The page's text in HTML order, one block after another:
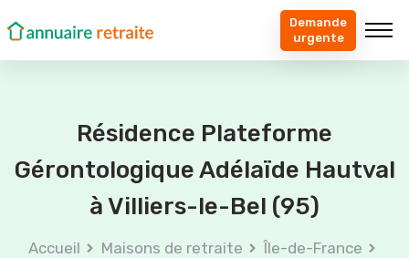
Demande
urgente
Résidence Plateforme
Gérontologique Adélaïde Hautval
à Villiers-le-Bel (95)
Accueil Maisons de retraite
Île-de-France